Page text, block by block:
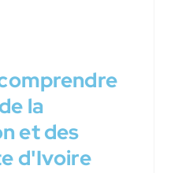
la
et des
d'Ivoire